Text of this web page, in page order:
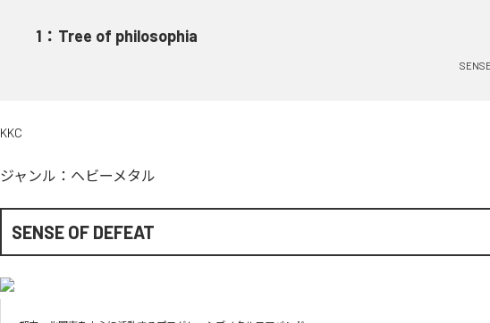
1 ： Tree of philosophia
KKC
ジャンル： ヘビーメタル
SENSE OF DEFEAT